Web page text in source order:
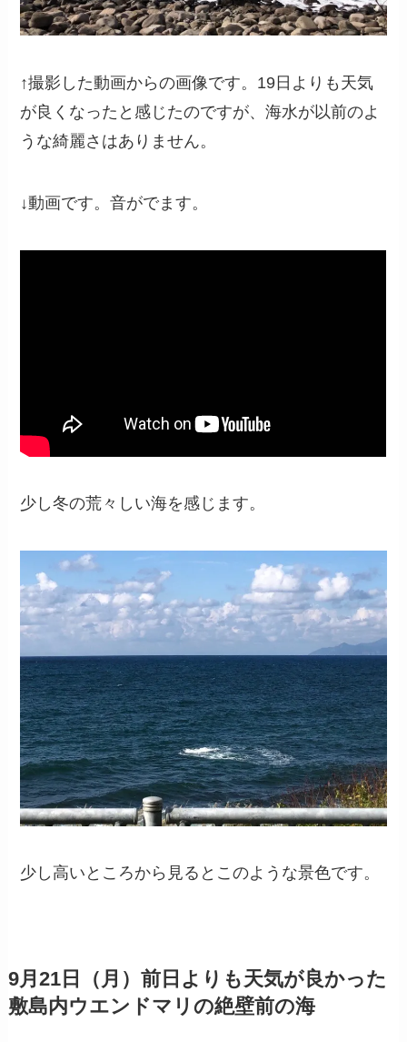
↑撮影した動画からの画像です。19日よりも天気
が良くなったと感じたのですが、海水が以前のよ
うな綺麗さはありません。
↓動画です。音がでます。
少し冬の荒々しい海を感じます。
少し高いところから見るとこのような景色です。
9月21日（月）前日よりも天気が良かった
敷島内ウエンドマリの絶壁前の海